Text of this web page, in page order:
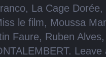
, La Cage Dorée,
le film, Moussa
Faure, Ruben Alves
. Leave